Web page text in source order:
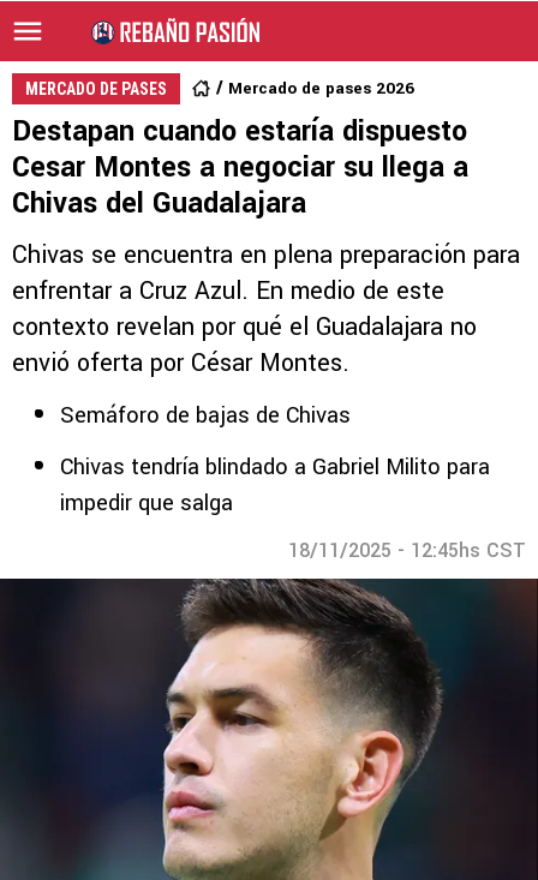
MERCADO DE PASES Mercado de pases 2026
Destapan cuando estaría dispuesto
Cesar Montes a negociar su llega a
Chivas del Guadalajara
Chivas se encuentra en plena preparación para
enfrentar a Cruz Azul. En medio de este
contexto revelan por qué el Guadalajara no
envió oferta por César Montes.
Semáforo de bajas de Chivas
Chivas tendría blindado a Gabriel Milito para
impedir que salga
18/11/2025 - 12:45hs CST